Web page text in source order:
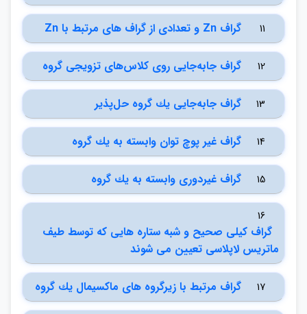
11 گراف Zn و تعدادي از گراف هاي مرتبط با Zn
12 گراف جابه‌جايي روي كلاس‌هاي تزويجي گروه
13 گراف جابه‌جايي يك گروه حل‌پذير
14 گراف غير پوچ توان وابسته به يك گروه
15 گراف غيردوري وابسته به يك گروه
16
گراف كيلي صحيح و شبه ستاره هايي كه توسط طيف
ماتريس لاپلاسي تعيين مي شوند
17 گراف مرتبط با زيرگروه هاي ماكسيمال يك گروه